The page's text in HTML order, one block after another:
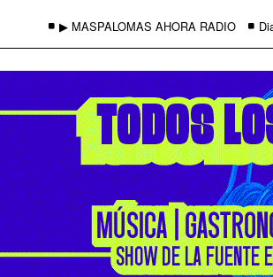
▶ MASPALOMAS AHORA RADIO